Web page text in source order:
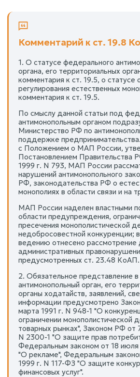
Комментарий к ст. 19.8
1. О статусе федерального
органа, его территориальных
комментария к ст. 19.5, о статусе
регулирования естественных
комментария к ст. 19.5.
По смыслу данной статьи под
антимонопольным органом
Министерство РФ по
поддержке
с Положением о МАП России,
Постановлением Правительства
1999 г. N 793, МАП России
нарушений антимонопольного
РФ, законодательства РФ о
монополиях в области связи и на
МАП России наделен властными
области предупреждения,
пресечения монополистической
недобросовестной конкуренции;
ведению отнесено рассмотрение
административных
предусмотренных ст. 23.48 КоАП.
2. Обязательное представление
антимонопольный орган, его
органы ходатайств, заявлений,
информации предусмотрено
марта 1991 г. N 948-1 "О
ограничении монополистической
товарных рынках", Законом РФ от
N 2300-1 "О защите прав
Федеральным законом от 18
"О рекламе", Федеральным
1999 г. N 117-ФЗ "О защите
финансовых услуг".